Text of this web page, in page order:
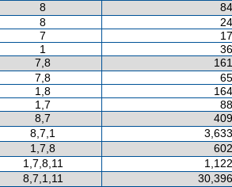
8
8
7
1
7,8
7,8
1,8
1,7
8,7
8,7,1
1,7,8
1,7,8,11
8,7,1,11